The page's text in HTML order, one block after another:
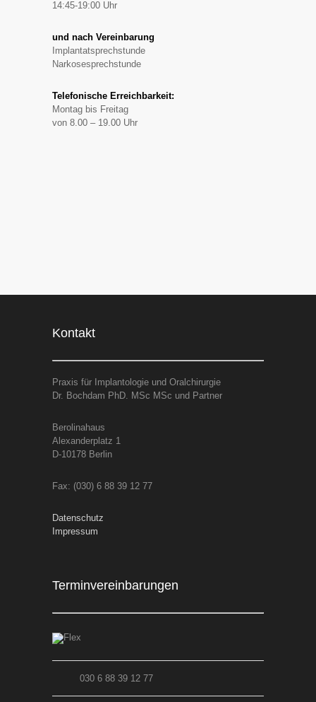
14:45-19:00 Uhr
und nach Vereinbarung
Implantatsprechstunde
Narkosesprechstunde
Telefonische Erreichbarkeit:
Montag bis Freitag
von 8.00 – 19.00 Uhr
Kontakt
Praxis für Implantologie und Oralchirurgie
Dr. Bochdam PhD. MSc MSc und Partner
Berolinahaus
Alexanderplatz 1
D-10178 Berlin
Fax: (030) 6 88 39 12 77
Datenschutz
Impressum
Terminvereinbarungen
030 6 88 39 12 77